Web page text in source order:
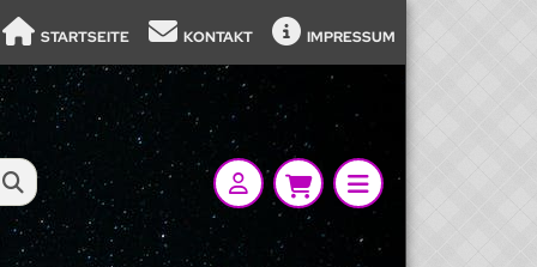
STARTSEITE KONTAKT IMPRESSUM